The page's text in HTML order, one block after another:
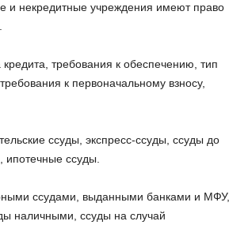
и некредитные учреждения имеют право
требования к обеспечению, тип
к первоначальному взносу,
ссуды, экспресс-ссуды, ссуды до
ссуды.
ссудами, выданными банками и МФУ,
наличными, ссуды на случай